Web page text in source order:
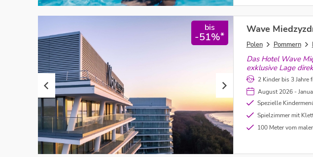
bis
-51%*
Wave
Polen Pommern
Das Hotel Wave
exklusive Lage
Bereich und
2 Kinder bis 3 Jahre
August 2026 -
Spezielle
Spielzimmer mit
100 Meter vom